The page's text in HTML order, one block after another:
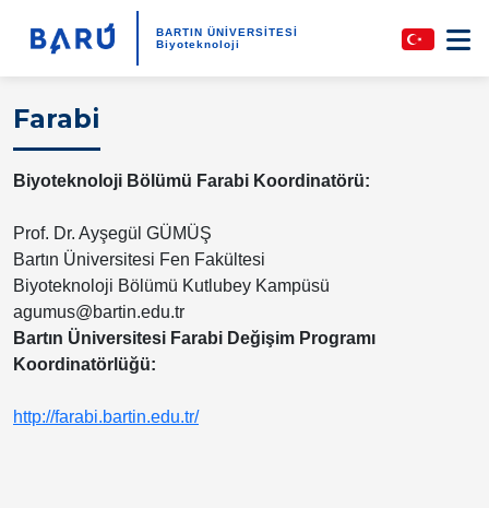
BARTIN ÜNİVERSİTESİ
Biyoteknoloji
Farabi
Biyoteknoloji Bölümü Farabi Koordinatörü:
Prof. Dr. Ayşegül GÜMÜŞ
Bartın Üniversitesi Fen Fakültesi
Biyoteknoloji Bölümü Kutlubey Kampüsü
agumus@bartin.edu.tr
Bartın Üniversitesi Farabi Değişim Programı
Koordinatörlüğü:
http://farabi.bartin.edu.tr/